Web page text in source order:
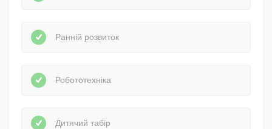
Ранній розвиток
Робототехніка
Дитячий табір